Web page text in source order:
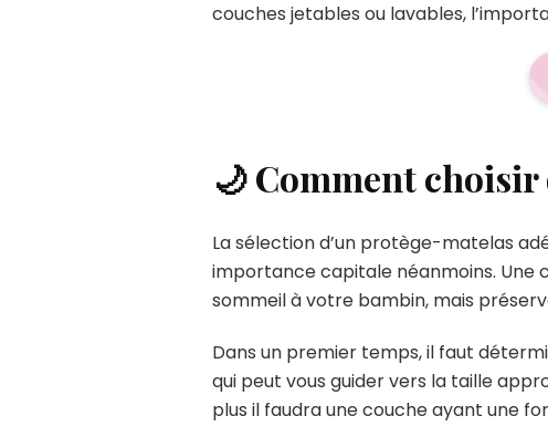
couches jetables ou lavables,
🌙 Comment
La sélection d’un protège-matelas
importance capitale néanmoins. Une
sommeil à votre bambin, mais
Dans un premier temps, il faut
qui peut vous guider vers la taille
plus il faudra une couche ayant une